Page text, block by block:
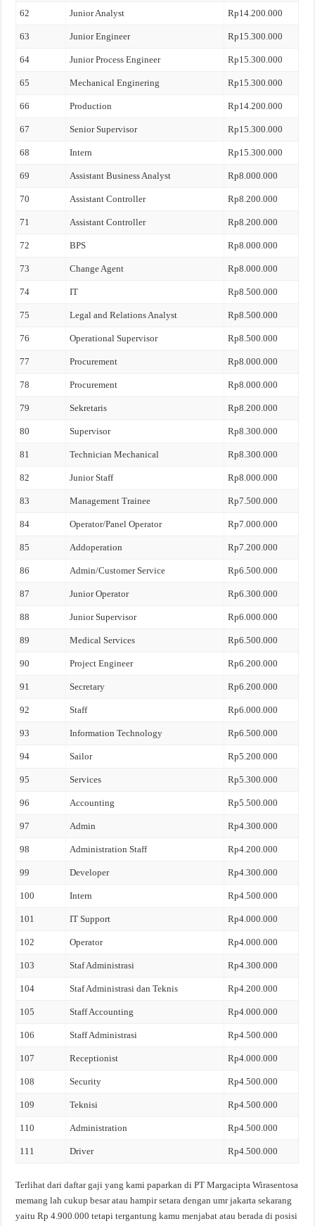
62 Junior Analyst Rp14.200.000
63 Junior Engineer Rp15.300.000
64 Junior Process Engineer Rp15.300.000
65 Mechanical Enginering Rp15.300.000
66 Production Rp14.200.000
67 Senior Supervisor Rp15.300.000
68 Intern Rp15.300.000
69 Assistant Business Analyst Rp8.000.000
70 Assistant Controller Rp8.200.000
71 Assistant Controller Rp8.200.000
72 BPS Rp8.000.000
73 Change Agent Rp8.000.000
74 IT Rp8.500.000
75 Legal and Relations Analyst Rp8.500.000
76 Operational Supervisor Rp8.500.000
77 Procurement Rp8.000.000
78 Procurement Rp8.000.000
79 Sekretaris Rp8.200.000
80 Supervisor Rp8.300.000
81 Technician Mechanical Rp8.300.000
82 Junior Staff Rp8.000.000
83 Management Trainee Rp7.500.000
84 Operator/Panel Operator Rp7.000.000
85 Addoperation Rp7.200.000
86 Admin/Customer Service Rp6.500.000
87 Junior Operator Rp6.300.000
88 Junior Supervisor Rp6.000.000
89 Medical Services Rp6.500.000
90 Project Engineer Rp6.200.000
91 Secretary Rp6.200.000
92 Staff Rp6.000.000
93 Information Technology Rp6.500.000
94 Sailor Rp5.200.000
95 Services Rp5.300.000
96 Accounting Rp5.500.000
97 Admin Rp4.300.000
98 Administration Staff Rp4.200.000
99 Developer Rp4.300.000
100 Intern Rp4.500.000
101 IT Support Rp4.000.000
102 Operator Rp4.000.000
103 Staf Administrasi Rp4.300.000
104 Staf Administrasi dan Teknis Rp4.200.000
105 Staff Accounting Rp4.000.000
106 Staff Administrasi Rp4.500.000
107 Receptionist Rp4.000.000
108 Security Rp4.500.000
109 Teknisi Rp4.500.000
110 Administration Rp4.500.000
111 Driver Rp4.500.000
Terlihat dari daftar gaji yang kami paparkan di PT Margacipta Wirasentosa
memang lah cukup besar atau hampir setara dengan umr jakarta sekarang
yaitu Rp 4.900.000 tetapi tergantung kamu menjabat atau berada di posisi